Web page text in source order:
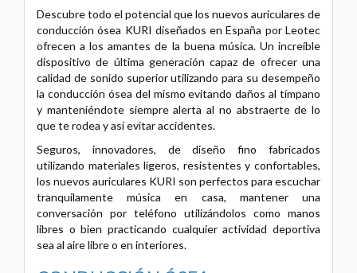
Descubre todo el potencial que los nuevos auriculares de
conducción ósea KURI diseñados en España por Leotec
ofrecen a los amantes de la buena música. Un increíble
dispositivo de última generación capaz de ofrecer una
calidad de sonido superior utilizando para su desempeño
la conducción ósea del mismo evitando daños al tímpano
y manteniéndote siempre alerta al no abstraerte de lo
que te rodea y así evitar accidentes.
Seguros, innovadores, de diseño fino fabricados
utilizando materiales ligeros, resistentes y confortables,
los nuevos auriculares KURI son perfectos para escuchar
tranquilamente música en casa, mantener una
conversación por teléfono utilizándolos como manos
libres o bien practicando cualquier actividad deportiva
sea al aire libre o en interiores.